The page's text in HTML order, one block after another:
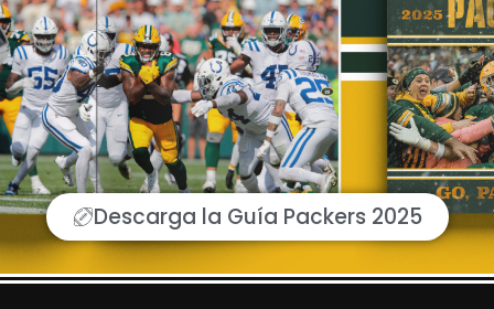
Descarga la Guía Packers 2025